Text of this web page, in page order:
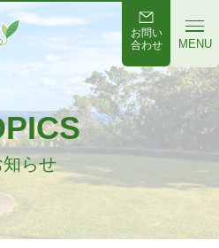
お問い
合わせ
MENU
知らせ